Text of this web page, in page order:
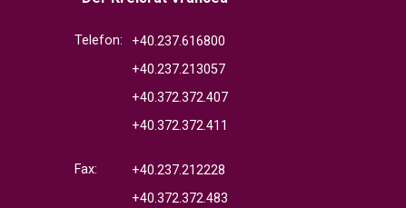
Telefon:
+40.237.616800
+40.237.213057
+40.372.372.407
+40.372.372.411
Fax:
+40.237.212228
+40.372.372.483